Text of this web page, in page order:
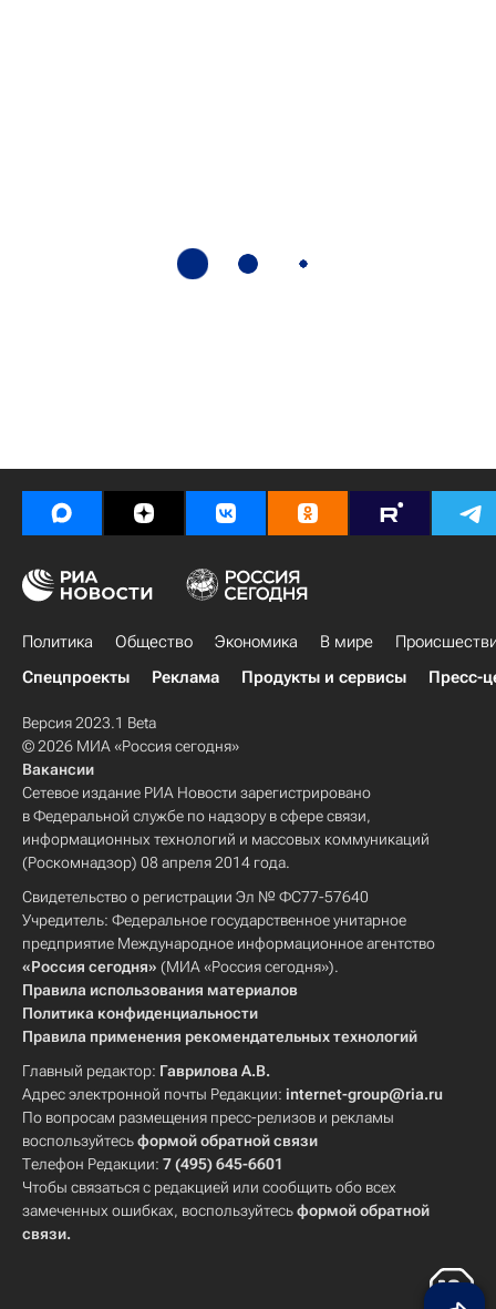
Политика Общество Экономика В мире
Спецпроекты
Реклама Продукты и сервисы Пресс-
Версия 2023.1 Beta
© 2026 МИА «Россия сегодня»
Вакансии
Сетевое издание РИА Новости зарегистрировано
в Федеральной службе по надзору в сфере связи,
информационных технологий и массовых коммуникаций
(Роскомнадзор) 08 апреля 2014 года.
Свидетельство о регистрации Эл № ФС77-57640
Учредитель: Федеральное государственное унитарное
предприятие Международное информационное агентство
«Россия сегодня» (МИА «Россия сегодня»).
Правила использования материалов
Политика конфиденциальности
Правила применения рекомендательных технологий
Главный редактор: Гаврилова А.В.
Адрес электронной почты Редакции: internet-group@ria.ru
По вопросам размещения пресс-релизов и рекламы
воспользуйтесьформой обратной связи
Телефон Редакции: 7 (495) 645-6601
Чтобы связаться с редакцией или сообщить обо всех
замеченных ошибках, воспользуйтесьформой обратной
связи.